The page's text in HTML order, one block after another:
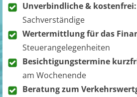
Unverbindliche & kostenfrei:
Sachverständige
Wertermittlung für das
Steuerangelegenheiten
Besichtigungstermine
am Wochenende
Beratung zum